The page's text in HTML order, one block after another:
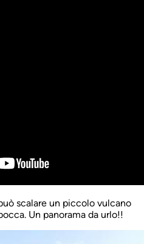
scalare un piccolo vulcano
Un panorama da urlo!!